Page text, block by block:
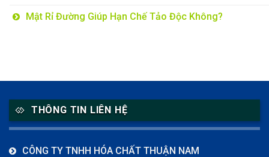
Mật Rỉ Đường Giúp Hạn Chế Tảo Độc Không?
THÔNG TIN LIÊN HỆ
CÔNG TY TNHH HÓA CHẤT THUẬN NAM